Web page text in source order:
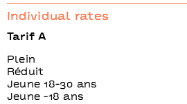
Individual rates
Tarif A
Plein
Réduit
Jeune 18-30 ans
Jeune -18 ans